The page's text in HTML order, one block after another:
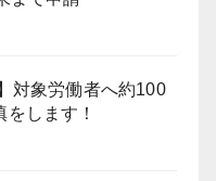
対象労働者へ約100
します！